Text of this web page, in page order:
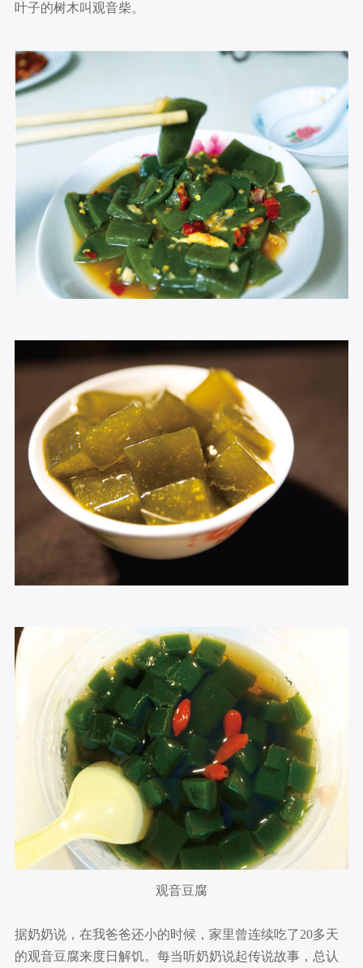
叶子的树木叫观音柴。
观音豆腐
据奶奶说，在我爸爸还小的时候，家里曾连续吃了20多天
的观音豆腐来度日解饥。每当听奶奶说起传说故事，总认